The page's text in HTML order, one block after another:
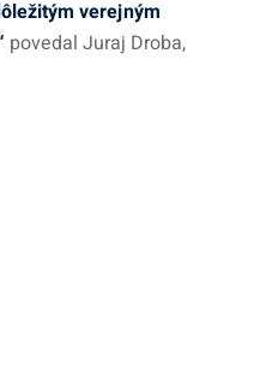
verejným
povedal Juraj Droba,